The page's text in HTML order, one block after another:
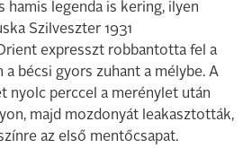
hamis legenda is kering, ilyen
Szilveszter 1931
expresszt robbantotta fel a
a bécsi gyors zuhant a mélybe. A
nyolc perccel a merénylet után
majd mozdonyát leakasztották,
az első mentőcsapat.